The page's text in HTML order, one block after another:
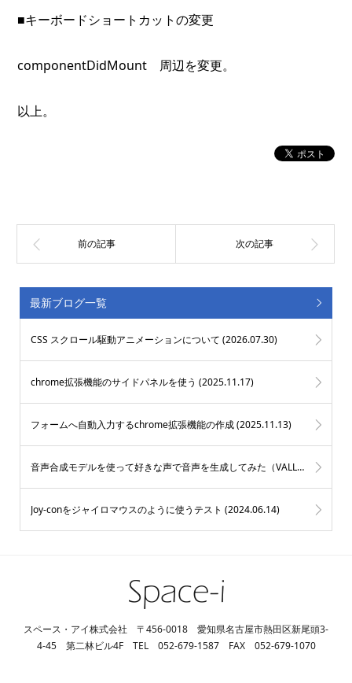
■キーボードショートカットの変更
componentDidMount 周辺を変更。
以上。
最新ブログ一覧
CSS スクロール駆動アニメーションについて (2026.07.30)
chrome拡張機能のサイドパネルを使う (2025.11.17)
フォームへ自動入力するchrome拡張機能の作成 (2025.11.13)
音声合成モデルを使って好きな声で音声を生成してみた（VALL-E X） (
Joy-conをジャイロマウスのように使うテスト (2024.06.14)
スペース・アイ株式会社 〒456-0018 愛知県名古屋市熱田区新尾頭3-
4-45 第二林ビル4F TEL 052-679-1587 FAX 052-679-1070